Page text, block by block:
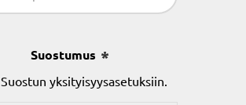
Suostumus
Suostun yksityisyysasetuksiin.